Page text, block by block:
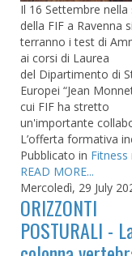
Il 16 Settembre nella
della FIF a Ravenna si
terranno i test di
ai corsi di Laurea
del Dipartimento di
Europei “Jean
cui FIF ha stretto
un'importante
L’offerta formativa
Pubblicato in Fitness
READ MORE...
Mercoledì, 29 July
ORIZZONTI
POSTURALI -